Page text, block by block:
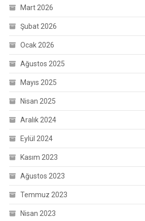
Mart 2026
Şubat 2026
Ocak 2026
Ağustos 2025
Mayıs 2025
Nisan 2025
Aralık 2024
Eylül 2024
Kasım 2023
Ağustos 2023
Temmuz 2023
Nisan 2023